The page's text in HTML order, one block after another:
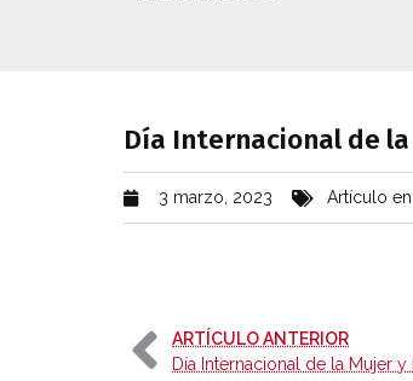
Día Internacional de
3 marzo, 2023 Artículo
ARTÍCULO ANTERIOR-
Día Internacional de la Mujer y